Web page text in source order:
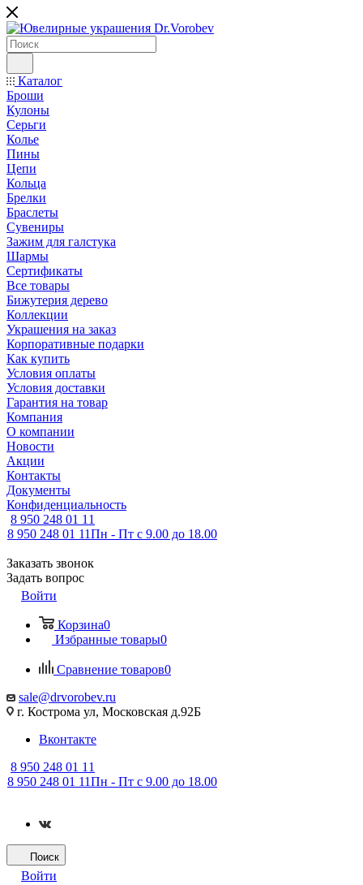
Каталог
Броши
Кулоны
Серьги
Колье
Пины
Цепи
Кольца
Брелки
Браслеты
Сувениры
Зажим для галстука
Шармы
Сертификаты
Все товары
Бижутерия дерево
Коллекции
Украшения на заказ
Корпоративные подарки
Как купить
Условия оплаты
Условия доставки
Гарантия на товар
Компания
О компании
Новости
Акции
Контакты
Документы
Конфиденциальность
8 950 248 01 11
8 950 248 01 11Пн - Пт с 9.00 до 18.00
Заказать звонок
Задать вопрос
Войти
Корзина0
Избранные товары0
Сравнение товаров0
sale@drvorobev.ru
г. Кострома ул, Московская д.92Б
Вконтакте
8 950 248 01 11
8 950 248 01 11Пн - Пт с 9.00 до 18.00
Поиск
Войти